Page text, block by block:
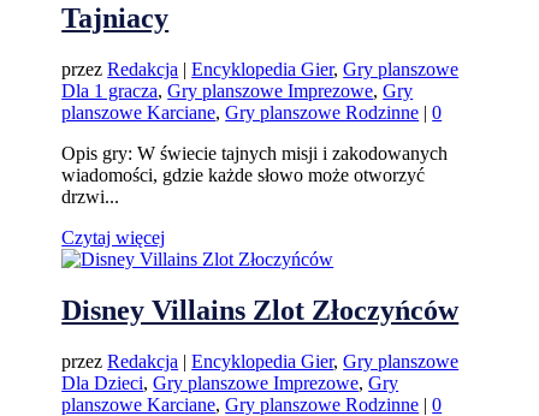
Tajniacy
przezRedakcja |Encyklopedia Gier,Gry planszowe
Dla 1 gracza,Gry planszowe Imprezowe,Gry
planszowe Karciane,Gry planszowe Rodzinne |0
Opis gry: W świecie tajnych misji i zakodowanych
wiadomości, gdzie każde słowo może otworzyć
drzwi...
Czytaj więcej
Disney Villains Zlot Złoczyńców
przezRedakcja |Encyklopedia Gier,Gry planszowe
Dla Dzieci,Gry planszowe Imprezowe,Gry
planszowe Karciane,Gry planszowe Rodzinne |0